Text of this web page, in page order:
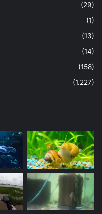
(29)
(1)
(13)
(14)
(158)
(1.227)